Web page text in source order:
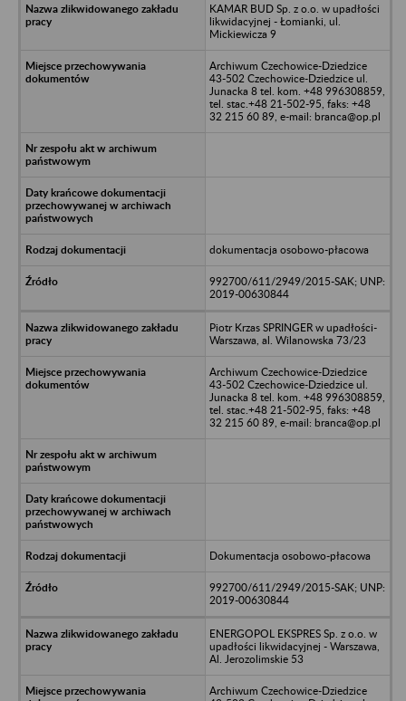
KAMAR BUD Sp. z o.o. w upadłości
likwidacyjnej - Łomianki, ul.
Mickiewicza 9
Archiwum Czechowice-Dziedzice
43-502 Czechowice-Dziedzice ul.
Junacka 8 tel. kom. +48 996308859,
tel. stac.+48 21-502-95, faks: +48
32 215 60 89, e-mail: branca@op.pl
dokumentacja osobowo-płacowa
992700/611/2949/2015-SAK; UNP:
2019-00630844
Piotr Krzas SPRINGER w upadłości-
Warszawa, al. Wilanowska 73/23
Archiwum Czechowice-Dziedzice
43-502 Czechowice-Dziedzice ul.
Junacka 8 tel. kom. +48 996308859,
tel. stac.+48 21-502-95, faks: +48
32 215 60 89, e-mail: branca@op.pl
Dokumentacja osobowo-płacowa
992700/611/2949/2015-SAK; UNP:
2019-00630844
ENERGOPOL EKSPRES Sp. z o.o. w
upadłości likwidacyjnej - Warszawa,
Al. Jerozolimskie 53
Archiwum Czechowice-Dziedzice